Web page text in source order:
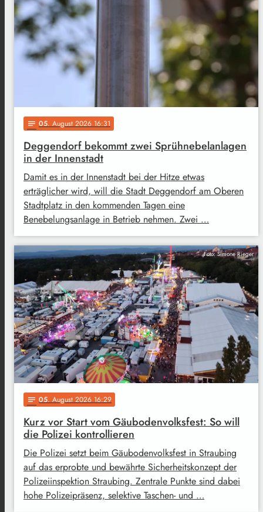
notes 05. August 2026 16:31
Deggendorf bekommt zwei Sprühnebelanlagen
in der Innenstadt
Damit es in der Innenstadt bei der Hitze etwas
erträglicher wird, will die Stadt Deggendorf am Oberen
Stadtplatz in den kommenden Tagen eine
Benebelungsanlage in Betrieb nehmen. Zwei …
Foto: Simone Rieger
notes 05. August 2026 16:29
Kurz vor Start vom Gäubodenvolksfest: So will
die Polizei kontrollieren
Die Polizei setzt beim Gäubodenvolksfest in Straubing
auf das erprobte und bewährte Sicherheitskonzept der
Polizeiinspektion Straubing. Zentrale Punkte sind dabei
hohe Polizeipräsenz, selektive Taschen- und …